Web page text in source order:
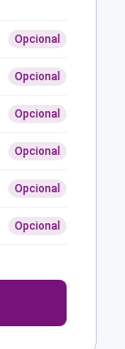
Opcional
Opcional
Opcional
Opcional
Opcional
Opcional